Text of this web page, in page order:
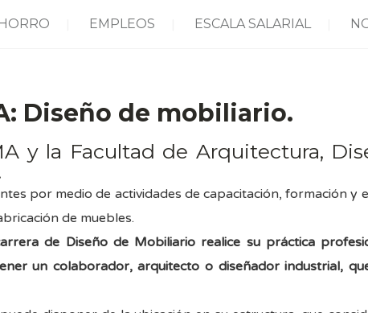
EMPLEOS ESCALA SALARIAL
Diseño de mobiliario.
y la Facultad de Arquitectura,
por medio de actividades de capacitación, formación y
de muebles.
de Diseño de Mobiliario realice su práctica
un colaborador, arquitecto o diseñador industrial,